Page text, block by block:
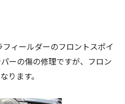
フィールダーのフロントスポイ
ーの傷の修理ですが、フロン
ります。